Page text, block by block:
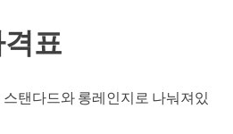
표
탠다드와 롱레인지로 나눠져있